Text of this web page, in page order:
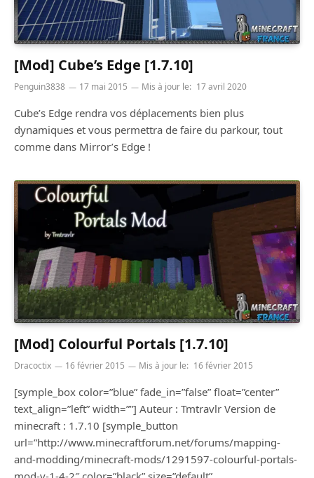
[Mod] Cube’s Edge [1.7.10]
Penguin3838 17 mai 2015 Mis à jour le: 17 avril 2020
Cube’s Edge rendra vos déplacements bien plus
dynamiques et vous permettra de faire du parkour, tout
comme dans Mirror’s Edge !
[Mod] Colourful Portals [1.7.10]
Dracoctix 16 février 2015 Mis à jour le: 16 février 2015
[symple_box color=”blue” fade_in=”false” float=”center”
text_align=”left” width=””] Auteur : Tmtravlr Version de
minecraft : 1.7.10 [symple_button
url=”http://www.minecraftforum.net/forums/mapping-
and-modding/minecraft-mods/1291597-colourful-portals-